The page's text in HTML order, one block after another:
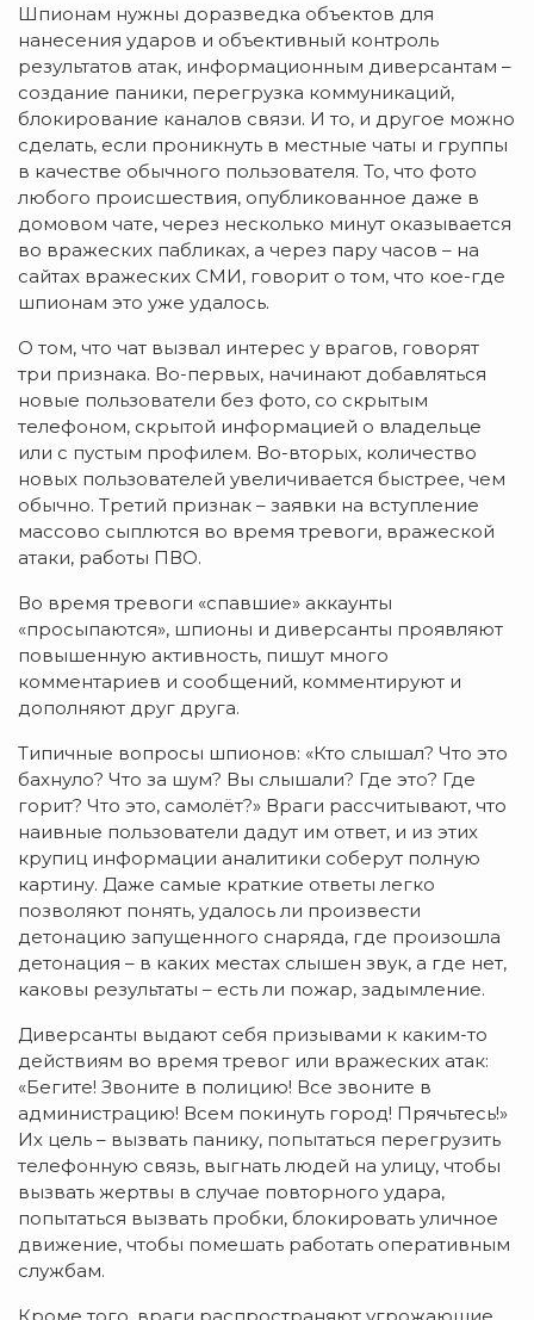
Шпионам нужны доразведка объектов для
нанесения ударов и объективный контроль
результатов атак, информационным диверсантам –
создание паники, перегрузка коммуникаций,
блокирование каналов связи. И то, и другое можно
сделать, если проникнуть в местные чаты и группы
в качестве обычного пользователя. То, что фото
любого происшествия, опубликованное даже в
домовом чате, через несколько минут оказывается
во вражеских пабликах, а через пару часов – на
сайтах вражеских СМИ, говорит о том, что кое-где
шпионам это уже удалось.
О том, что чат вызвал интерес у врагов, говорят
три признака. Во-первых, начинают добавляться
новые пользователи без фото, со скрытым
телефоном, скрытой информацией о владельце
или с пустым профилем. Во-вторых, количество
новых пользователей увеличивается быстрее, чем
обычно. Третий признак – заявки на вступление
массово сыплются во время тревоги, вражеской
атаки, работы ПВО.
Во время тревоги «спавшие» аккаунты
«просыпаются», шпионы и диверсанты проявляют
повышенную активность, пишут много
комментариев и сообщений, комментируют и
дополняют друг друга.
Типичные вопросы шпионов: «Кто слышал? Что это
бахнуло? Что за шум? Вы слышали? Где это? Где
горит? Что это, самолёт?» Враги рассчитывают, что
наивные пользователи дадут им ответ, и из этих
крупиц информации аналитики соберут полную
картину. Даже самые краткие ответы легко
позволяют понять, удалось ли произвести
детонацию запущенного снаряда, где произошла
детонация – в каких местах слышен звук, а где нет,
каковы результаты – есть ли пожар, задымление.
Диверсанты выдают себя призывами к каким-то
действиям во время тревог или вражеских атак:
«Бегите! Звоните в полицию! Все звоните в
администрацию! Всем покинуть город! Прячьтесь!»
Их цель – вызвать панику, попытаться перегрузить
телефонную связь, выгнать людей на улицу, чтобы
вызвать жертвы в случае повторного удара,
попытаться вызвать пробки, блокировать уличное
движение, чтобы помешать работать оперативным
службам.